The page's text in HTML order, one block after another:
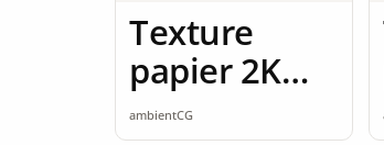
Texture
papier 2K
seamless
ambientCG